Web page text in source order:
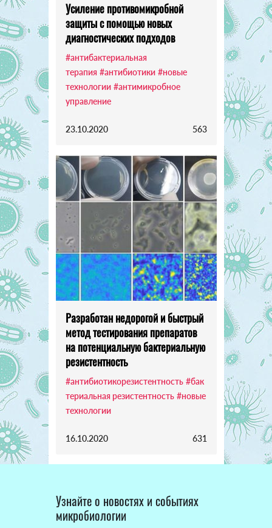
Усиление противомикробной
защиты с помощью новых
диагностических подходов
#антибактериальная
терапия #антибиотики #новые
технологии #антимикробное
управление
23.10.2020 563
Разработан недорогой и быстрый
метод тестирования препаратов
на потенциальную бактериальную
резистентность
#антибиотикорезистентность #бак
териальная резистентность #новые
технологии
16.10.2020 631
Узнайте о новостях и событиях
микробиологии